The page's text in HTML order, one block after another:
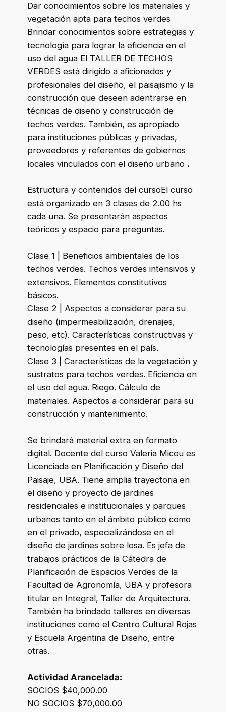
Dar conocimientos sobre los materiales y
vegetación apta para techos verdes
Brindar conocimientos sobre estrategias y
tecnología para lograr la eficiencia en el
uso del agua El TALLER DE TECHOS
VERDES está dirigido a aficionados y
profesionales del diseño, el paisajismo y la
construcción que deseen adentrarse en
técnicas de diseño y construcción de
techos verdes. También, es apropiado
para instituciones públicas y privadas,
proveedores y referentes de gobiernos
locales vinculados con el diseño urbano .
Estructura y contenidos del cursoEl curso
está organizado en 3 clases de 2.00 hs
cada una. Se presentarán aspectos
teóricos y espacio para preguntas.
Clase 1 | Beneficios ambientales de los
techos verdes. Techos verdes intensivos y
extensivos. Elementos constitutivos
básicos.
Clase 2 | Aspectos a considerar para su
diseño (impermeabilización, drenajes,
peso, etc). Características constructivas y
tecnologías presentes en el país.
Clase 3 | Características de la vegetación y
sustratos para techos verdes. Eficiencia en
el uso del agua. Riego. Cálculo de
materiales. Aspectos a considerar para su
construcción y mantenimiento.
Se brindará material extra en formato
digital. Docente del curso Valeria Micou es
Licenciada en Planificación y Diseño del
Paisaje, UBA. Tiene amplia trayectoria en
el diseño y proyecto de jardines
residenciales e institucionales y parques
urbanos tanto en el ámbito público como
en el privado, especializándose en el
diseño de jardines sobre losa. Es jefa de
trabajos prácticos de la Cátedra de
Planificación de Espacios Verdes de la
Facultad de Agronomía, UBA y profesora
titular en Integral, Taller de Arquitectura.
También ha brindado talleres en diversas
instituciones como el Centro Cultural Rojas
y Escuela Argentina de Diseño, entre
otras.
Actividad Arancelada:
SOCIOS $40,000.00
NO SOCIOS $70,000.00